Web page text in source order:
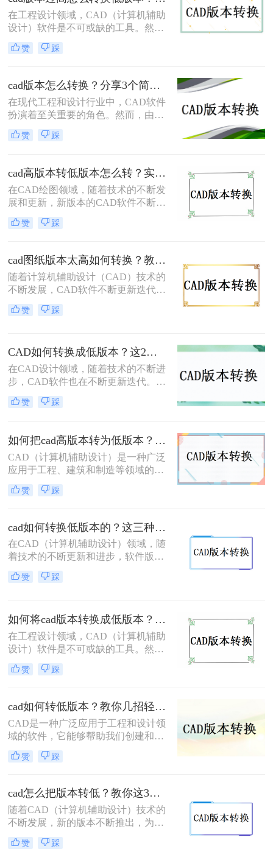
具体要怎么#other#呢？下面就一起来
了解一下吧。
在工程设计领域，CAD（计算机辅助
设计）软件是不可或缺的工具。然
而，随着技术的不断进步，CAD软件
也在不断更新换代。有时，我们可能
打开或编辑文件的情况，这时就需要
将高版本的CAD文件转换为低版本。
那么CAD版本过高怎么转换低版本
呢？本文将介绍几种常见的CAD版本
转换方法，帮助您轻松应对这一问
题。
赞 踩
cad版本怎么转换？分享3个简单方法，轻松无损转换！
在现代工程和设计行业中，CAD软件
扮演着至关重要的角色。然而，由于
不同的CAD软件使用不同的文件格
式，将文件从一个CAD版本转换到另
的是，我们有几种方法可以轻松地完
成这个转换过程，并确保文件在不同
的CAD软件中无缝地运行。那么CAD
版本怎么转换呢？在本文中，我们将
介绍三种最常用的CAD版本转换方
法，以帮助您更好地处理CAD文件。
赞 踩
cad高版本转低版本怎么转？实用的版本转换方法来了！
在CAD绘图领域，随着技术的不断发
展和更新，新版本的CAD软件不断涌
现，它们带来了更为丰富的功能和更
高的绘图效率。然而，在实际工作
高版本的CAD文件转换为低版本，以
便在旧版本的CAD软件中打开和编
辑。那么CAD高版本转低版本怎么转
呢？本文将详细介绍CAD高版本转低
版本的转换方法，帮助您轻松应对这
一需求。
赞 踩
cad图纸版本太高如何转换？教你三个小妙招轻松搞定！
随着计算机辅助设计（CAD）技术的
不断发展，CAD软件不断更新迭代，
每个新版本都带来了更强大的功能和
更高的工作效率。然而，这也导致了
件中打开或编辑时，就会遇到版本不
兼容的问题。那么，cad图纸版本太高
如何转换呢？本文将为您介绍几种实
赞 踩
CAD如何转换成低版本？这2个方法一定要学会！
在CAD设计领域，随着技术的不断进
步，CAD软件也在不断更新迭代。然
而，在实际工作中，我们经常会遇到
需要在不同版本的CAD软件之间转换
备或系统上，只能运行低版本的CAD
软件。因此，将高版本的CAD文件转
换成低版本成为了一个常见的需求。
本文将详细介绍CAD如何转换成低版
本，帮助您轻松应对这一挑战。
赞 踩
如何把cad高版本转为低版本？学会这两个方法就够了！
CAD（计算机辅助设计）是一种广泛
应用于工程、建筑和制造等领域的设
计软件。在使用CAD软件时，有时候
我们需要将高版本的CAD文件转换为
本CAD软件的人进行共享和协作。那
么如何把CAD高版本转为低版本呢？
本文将介绍两种简单的方法，帮助你
将CAD高版本文件转为低版本文件。
赞 踩
cad如何转换低版本的？这三种办法帮你轻松解决！
在CAD（计算机辅助设计）领域，随
着技术的不断更新和进步，软件版本
也日新月异。但在实际应用中，有时
我们需要将高版本的CAD文件转换为
的呢？下面将为您介绍三种实用的方
法，帮助您轻松实现CAD文件的低版
本转换。
赞 踩
如何将cad版本转换成低版本？试试这三种方法吧！
在工程设计领域，CAD（计算机辅助
设计）软件是不可或缺的工具。然
而，随着技术的不断进步，CAD软件
版本不断更新，有时我们需要将高版
旧版本的软件或不同的环境中打开和
编辑。那么如何将cad版本转换成低版
本呢？本文将为您介绍三种将CAD版
本转换成低版本的实用方法，帮助您
解决版本不兼容的问题。
赞 踩
cad如何转低版本？教你几招轻松搞定！
CAD是一种广泛应用于工程和设计领
域的软件，它能够帮助我们创建和修
改图形。在使用CAD软件的过程中，
经常会遇到需要将文件转换到低版本
cad如何转低版本呢？本文将详细介绍
CAD转换到低版本的方法和注意事
项。
赞 踩
cad怎么把版本转低？教你这3种简单的转换方法！
随着CAD（计算机辅助设计）技术的
不断发展，新的版本不断推出，为用
户提供了更多功能和优化。然而，有
时我们需要将高版本的CAD文件转换
赞 踩